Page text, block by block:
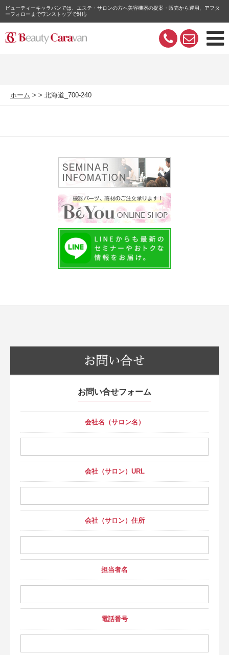
ビューティーキャラバンでは、エステ・サロンの方へ美容機器の提案・販売から運用、アフタ
ーフォローまでワンストップで対応
ホーム 北海道_700-240
お問い合せフォーム
会社名（サロン名）
会社（サロン）URL
会社（サロン）住所
担当者名
電話番号